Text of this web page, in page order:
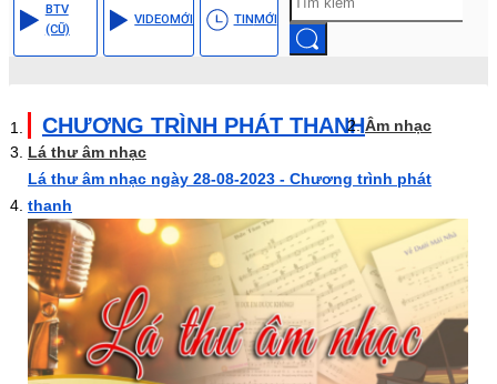
BTV
(CŨ)
VIDEOMỚI TINMỚI
CHƯƠNG TRÌNH PHÁT THANHÂm nhạc
Lá thư âm nhạc
Lá thư âm nhạc ngày 28-08-2023 - Chương trình phát
thanh